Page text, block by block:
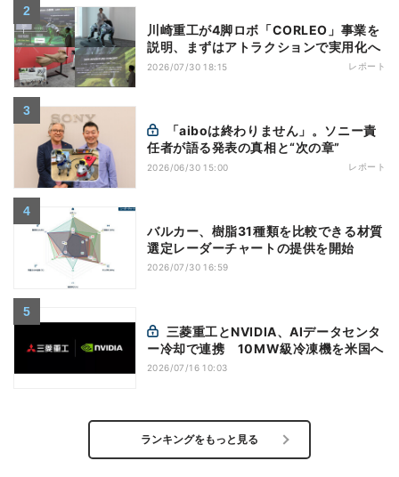
川崎重工が4脚ロボ「CORLEO」事業を
説明、まずはアトラクションで実用化へ
2026/07/30 18:15 レポート
任者が語る発表の真相と“次の章”
2026/06/30 15:00 レポート
バルカー、樹脂31種類を比較できる材質
選定レーダーチャートの提供を開始
2026/07/30 16:59
ー冷却で連携 10MW級冷凍機を米国へ
2026/07/16 10:03
ランキングをもっと見る